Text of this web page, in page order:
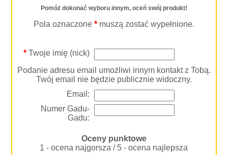
Pomóż dokonać wyboru innym, oceń swój produkt!
Pola oznaczone * muszą zostać wypełnione.
*Twoje imię (nick)
Podanie adresu email umożliwi innym kontakt z Tobą.
Twój email nie będzie publicznie widoczny.
Email:
Numer Gadu-
Gadu:
Oceny punktowe
1 - ocena najgorsza / 5 - ocena najlepsza